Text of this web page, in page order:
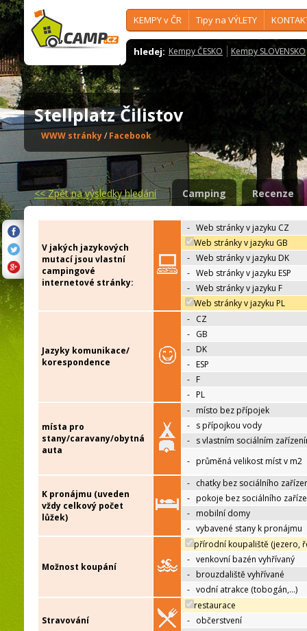
KEMPY v ČR Tipy na VÝLETY
hledej: Kempy ČESKO Kempy SLOVENSKO
Stellplatz Čilistov
WWW stránky/ Facebook
<<Zpět na výsledky hledání Camping Recenze
V jakých jazykových
mutací jsou vlastní
campingové
internetové stránky:
- Web stránky v jazyku CZ
Web stránky v jazyku GB
- Web stránky v jazyku DK
- Web stránky v jazyku ESP
- Web stránky v jazyku F
Web stránky v jazyku PL
Jazyky komunikace/
korespondence
- CZ
- GB
- DK
- ESP
- F
- PL
místa pro
stany/caravany/obytná
auta
- místo bez přípojek
- s přípojkou vody
- s vlastním sociálním
- průměná velikost míst v m2
K pronájmu (uveden
vždy celkový počet
lůžek)
- chatky bez sociálního
- pokoje bez sociálního
- mobilní domy
- vybavené stany k pronájmu
Možnost koupání
přírodní koupaliště (jezero,
- venkovní bazén vyhřívaný
- brouzdaliště vyhřívané
- vodní atrakce (tobogán,…)
Stravování
restaurace
- občerstvení